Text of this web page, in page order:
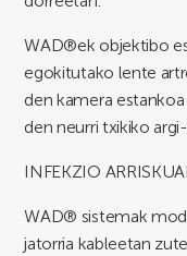
WAD®ek objektibo
egokitutako lente
den kamera
den neurri txikiko
INFEKZIO
WAD® sistemak
jatorria kableetan